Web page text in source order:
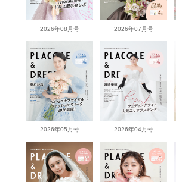
2026年08月号 2026年07月号
2026年05月号 2026年04月号